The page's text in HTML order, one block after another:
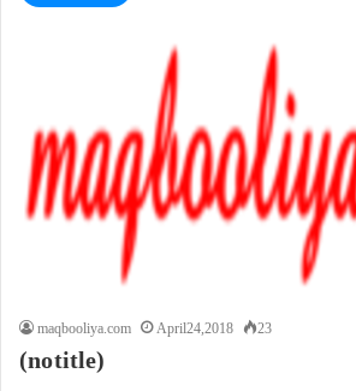
maqbooliya.com April 24, 2018 23
(no title)